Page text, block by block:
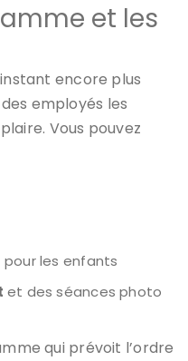
et les
encore plus
employés les
Vous pouvez
les enfants
et des séances photo
qui prévoit l’ordre